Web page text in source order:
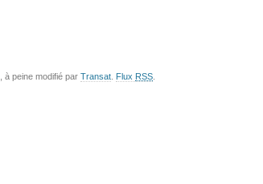
, à peine modifié par Transat Flux RSS